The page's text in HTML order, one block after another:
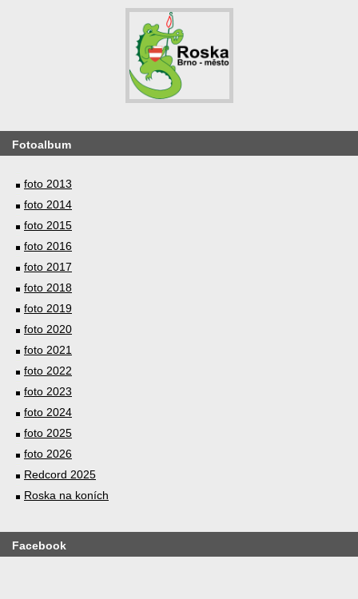
Fotoalbum
foto 2013
foto 2014
foto 2015
foto 2016
foto 2017
foto 2018
foto 2019
foto 2020
foto 2021
foto 2022
foto 2023
foto 2024
foto 2025
foto 2026
Redcord 2025
Roska na koních
Facebook